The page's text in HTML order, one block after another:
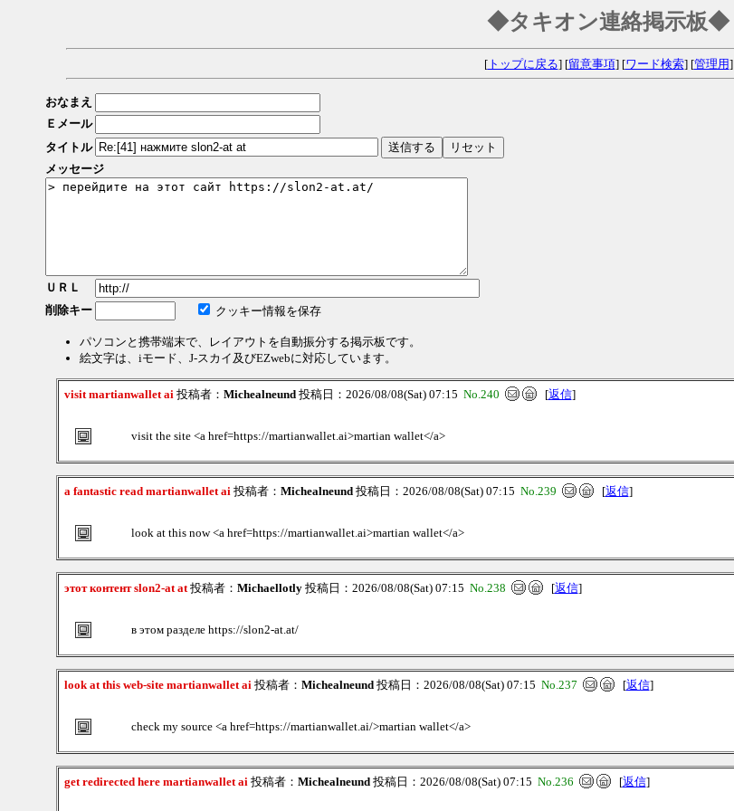
◆タキオン連絡掲示板◆
[トップに戻る] [留意事項] [ワード検索] [管理用]
おなまえ
Ｅメール
タイトル
メッセージ
ＵＲＬ
削除キー
クッキー情報を保存
パソコンと携帯端末で、レイアウトを自動振分する掲示板です。
絵文字は、iモード、J-スカイ及びEZwebに対応しています。
visit martianwallet ai投稿者： Michealneund投稿日：2026/08/08(Sat) 07:15 No.240 [返信]
visit the site <a href=https://martianwallet.ai>martian wallet</a>
a fantastic read martianwallet ai投稿者： Michealneund投稿日：2026/08/08(Sat) 07:15 No.239 [返信]
look at this now <a href=https://martianwallet.ai>martian wallet</a>
этот контент slon2-at at投稿者： Michaellotly投稿日：2026/08/08(Sat) 07:15 No.238 [返信]
в этом разделе https://slon2-at.at/
look at this web-site martianwallet ai投稿者： Michealneund投稿日：2026/08/08(Sat) 07:15 No.237 [返信]
check my source <a href=https://martianwallet.ai/>martian wallet</a>
get redirected here martianwallet ai投稿者： Michealneund投稿日：2026/08/08(Sat) 07:15 No.236 [返信]